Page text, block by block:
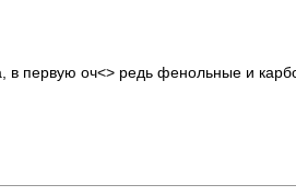
в первую оч<> редь фенольные и